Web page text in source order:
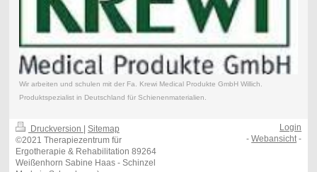
Wir arbeiten und schulen mit der Fa. Krewi Medical Produkte GmbH Willich.
Produktspezialist in Deutschland für Schienenmaterialien.
Druckversion
Sitemap
©2021 Therapiezentrum für
Ergotherapie & Rehabilitation 89264
Weißenhorn Sabine Haas - Schinzel
Login
-Webansicht-